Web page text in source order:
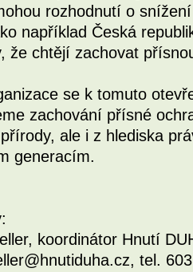
rozhodnutí o
například Česká
že chtějí zachovat
se k tomuto
zachování přísné
ale i z hlediska
generacím.
koordinátor Hnutí
tel.